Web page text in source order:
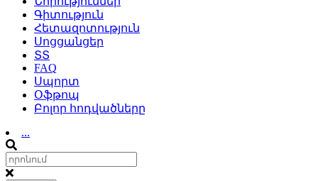
Գիտություն
Հետազոտություն
Սոցցանցեր
ՏՏ
FAQ
Սպորտ
Օֆթոպ
Բոլոր հոդվածները
...